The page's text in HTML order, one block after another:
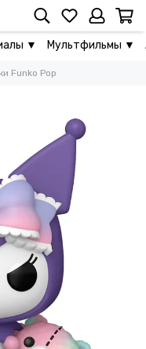
▼ Мультфильмы ▼
Funko Pop